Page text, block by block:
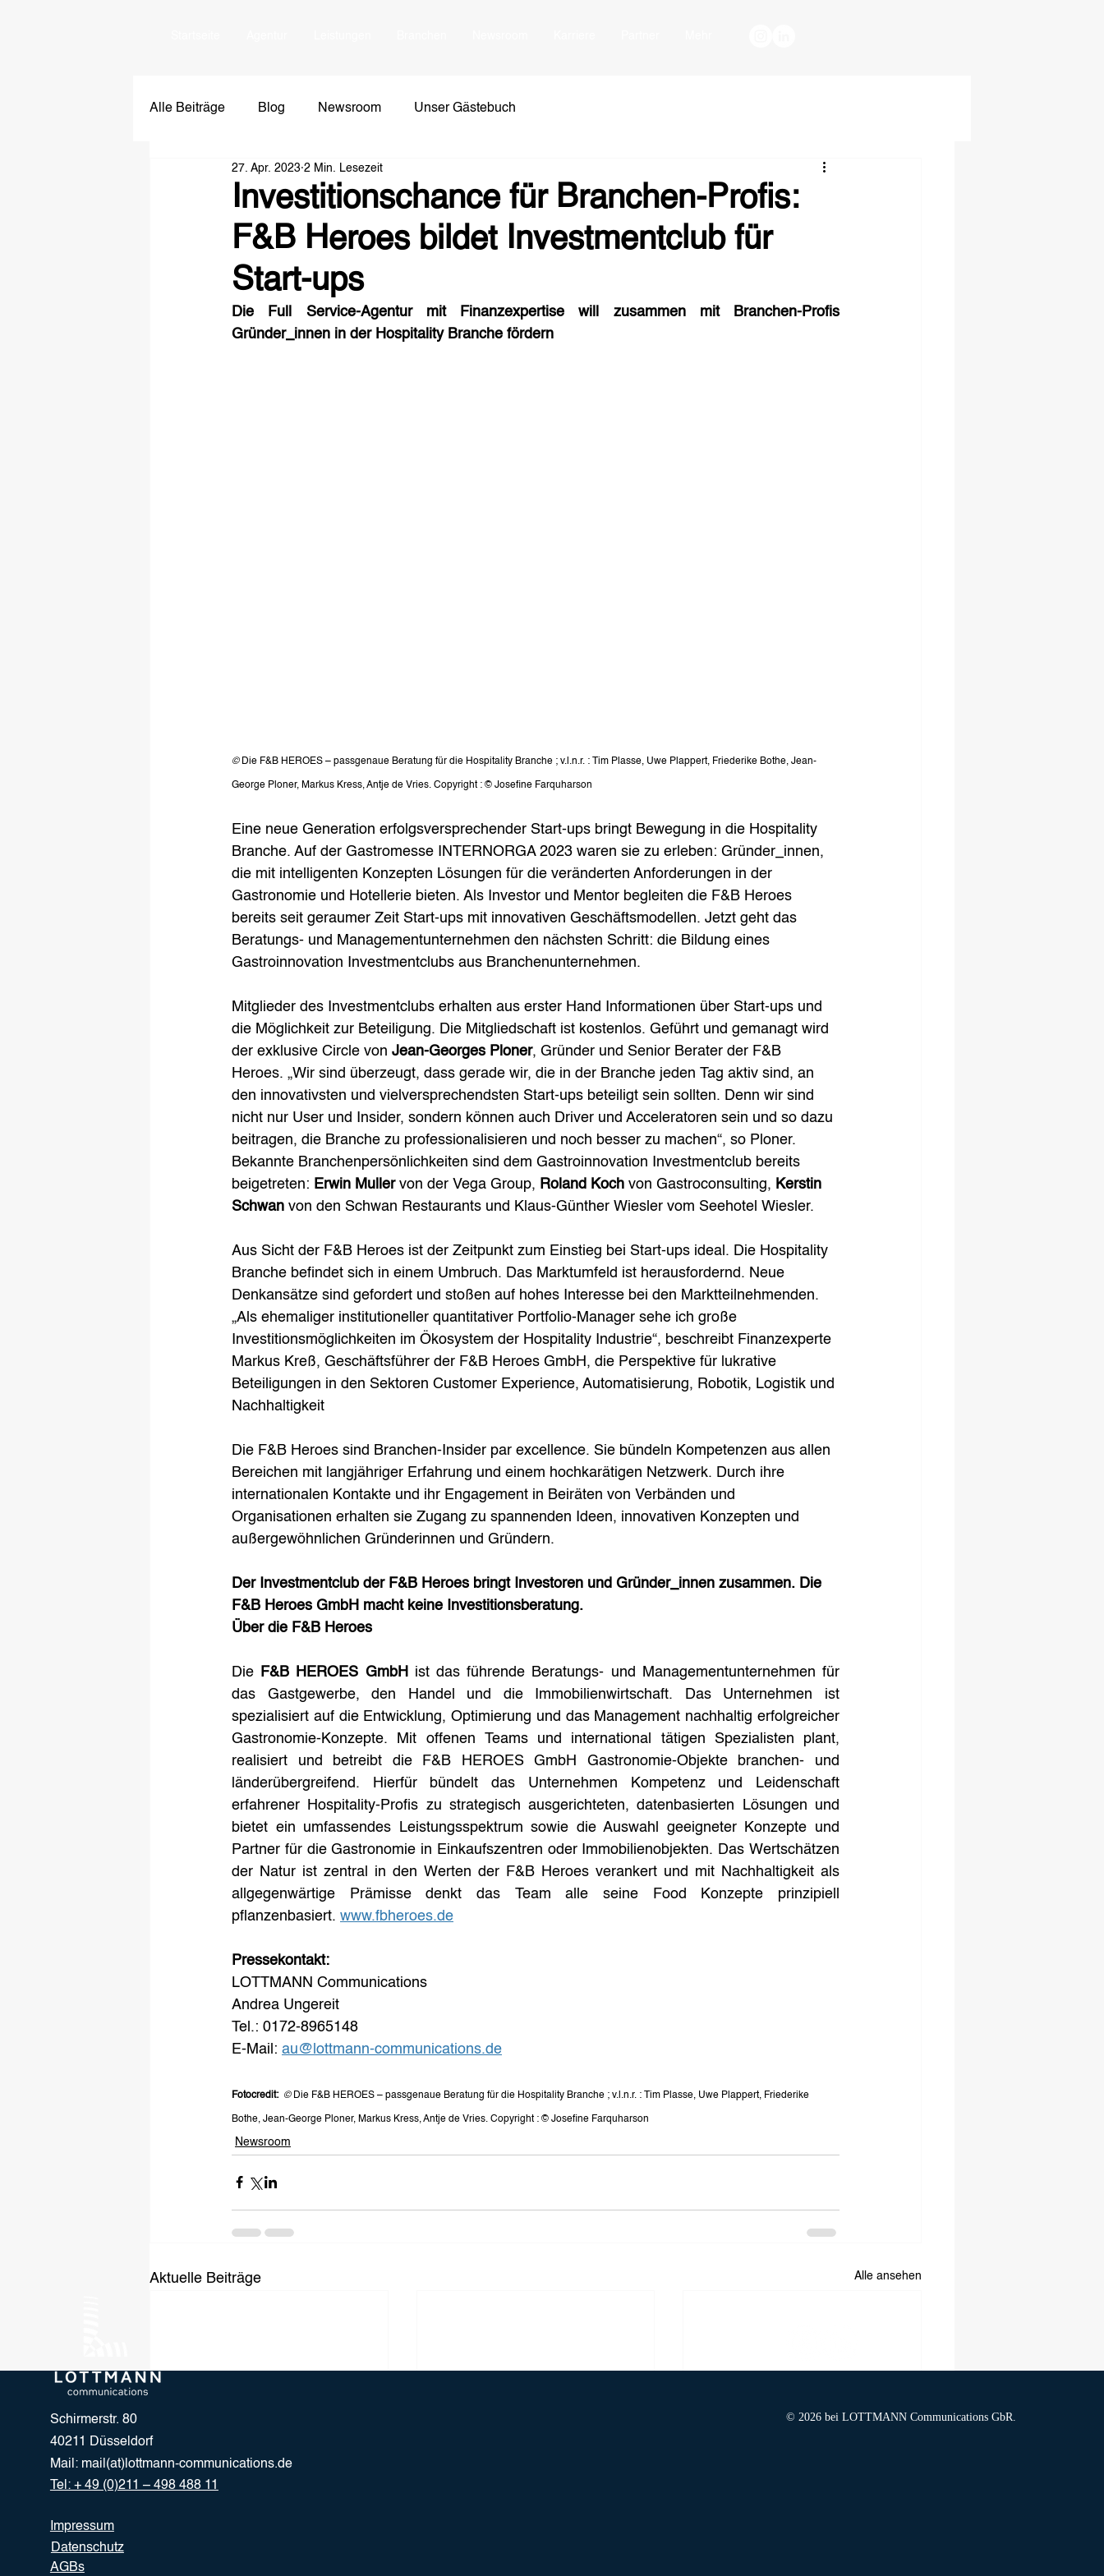
Alle Beiträge Blog Newsroom Unser Gästebuch
Investitionschance für Branchen-Profis:
F&B Heroes bildet Investmentclub für
Start-ups
27. Apr. 2023 2 Min. Lesezeit
Die Full Service-Agentur mit Finanzexpertise will zusammen mit Branchen-Profis
Gründer_innen in der Hospitality Branche fördern
© Die F&B HEROES – passgenaue Beratung für die Hospitality Branche ; v.l.n.r. : Tim Plasse, Uwe Plappert, Friederike Bothe, Jean-
George Ploner, Markus Kress, Antje de Vries. Copyright : © Josefine Farquharson
Eine neue Generation erfolgsversprechender Start-ups bringt Bewegung in die Hospitality
Branche. Auf der Gastromesse INTERNORGA 2023 waren sie zu erleben: Gründer_innen,
die mit intelligenten Konzepten Lösungen für die veränderten Anforderungen in der
Gastronomie und Hotellerie bieten. Als Investor und Mentor begleiten die F&B Heroes
bereits seit geraumer Zeit Start-ups mit innovativen Geschäftsmodellen. Jetzt geht das
Beratungs- und Managementunternehmen den nächsten Schritt: die Bildung eines
Gastroinnovation Investmentclubs aus Branchenunternehmen.
Mitglieder des Investmentclubs erhalten aus erster Hand Informationen über Start-ups und
die Möglichkeit zur Beteiligung. Die Mitgliedschaft ist kostenlos. Geführt und gemanagt wird
der exklusive Circle von Jean-Georges Ploner, Gründer und Senior Berater der F&B
Heroes. „Wir sind überzeugt, dass gerade wir, die in der Branche jeden Tag aktiv sind, an
den innovativsten und vielversprechendsten Start-ups beteiligt sein sollten. Denn wir sind
nicht nur User und Insider, sondern können auch Driver und Acceleratoren sein und so dazu
beitragen, die Branche zu professionalisieren und noch besser zu machen“, so Ploner.
Bekannte Branchenpersönlichkeiten sind dem Gastroinnovation Investmentclub bereits
beigetreten: Erwin Muller von der Vega Group, Roland Koch von Gastroconsulting, Kerstin
Schwan von den Schwan Restaurants und Klaus-Günther Wiesler vom Seehotel Wiesler.
Aus Sicht der F&B Heroes ist der Zeitpunkt zum Einstieg bei Start-ups ideal. Die Hospitality
Branche befindet sich in einem Umbruch. Das Marktumfeld ist herausfordernd. Neue
Denkansätze sind gefordert und stoßen auf hohes Interesse bei den Marktteilnehmenden.
„Als ehemaliger institutioneller quantitativer Portfolio-Manager sehe ich große
Investitionsmöglichkeiten im Ökosystem der Hospitality Industrie“, beschreibt Finanzexperte
Markus Kreß, Geschäftsführer der F&B Heroes GmbH, die Perspektive für lukrative
Beteiligungen in den Sektoren Customer Experience, Automatisierung, Robotik, Logistik und
Nachhaltigkeit
Die F&B Heroes sind Branchen-Insider par excellence. Sie bündeln Kompetenzen aus allen
Bereichen mit langjähriger Erfahrung und einem hochkarätigen Netzwerk. Durch ihre
internationalen Kontakte und ihr Engagement in Beiräten von Verbänden und
Organisationen erhalten sie Zugang zu spannenden Ideen, innovativen Konzepten und
außergewöhnlichen Gründerinnen und Gründern.
Der Investmentclub der F&B Heroes bringt Investoren und Gründer_innen zusammen. Die
F&B Heroes GmbH macht keine Investitionsberatung.
Über die F&B Heroes
Die F&B HEROES GmbH
ist das führende Beratungs- und Managementunternehmen für
das Gastgewerbe, den Handel und die Immobilienwirtschaft. Das Unternehmen ist
spezialisiert auf die Entwicklung, Optimierung und das Management nachhaltig erfolgreicher
Gastronomie-Konzepte. Mit offenen Teams und international tätigen Spezialisten plant,
realisiert und betreibt die F&B HEROES GmbH Gastronomie-Objekte branchen- und
länderübergreifend. Hierfür bündelt das Unternehmen Kompetenz und Leidenschaft
erfahrener Hospitality-Profis zu strategisch ausgerichteten, datenbasierten Lösungen und
bietet ein umfassendes Leistungsspektrum sowie die Auswahl geeigneter Konzepte und
Partner für die Gastronomie in Einkaufszentren oder Immobilienobjekten. Das Wertschätzen
der Natur ist zentral in den Werten der F&B Heroes verankert und mit Nachhaltigkeit als
allgegenwärtige Prämisse denkt das Team alle seine Food Konzepte prinzipiell
pflanzenbasiert. www.fbheroes.de
Pressekontakt:
LOTTMANN Communications
Andrea Ungereit
Tel.: 0172-8965148
E-Mail: au@lottmann-communications.de
Fotocredit: © Die F&B HEROES – passgenaue Beratung für die Hospitality Branche ; v.l.n.r. : Tim Plasse, Uwe Plappert, Friederike
Bothe, Jean-George Ploner, Markus Kress, Antje de Vries. Copyright : © Josefine Farquharson
Newsroom
Aktuelle Beiträge Alle ansehen
Schirmerstr. 80
40211 Düsseldorf
Mail: mail(at)lottmann-communications.de
Tel: + 49 (0)211 – 498 488 11
Impressum
Datenschutz
AGBs
© 2026 bei LOTTMANN Communications GbR.